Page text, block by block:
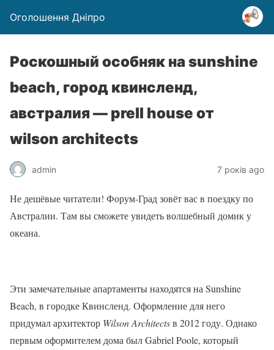
Оголошення Дніпро
Роскошный особняк на sunshine
beach, город квинсленд,
австралия — prell house от
wilson architects
admin 7 років ago
Не дешёвые читатели! Форум-Град зовёт вас в поездку по
Австралии. Там вы сможете увидеть волшебный домик у
океана.
Эти замечательные апартаменты находятся на Sunshine
Beach, в городке Квинсленд. Оформление для него
придумал архитектор Wilson Architectsв 2012 году. Однако
первым оформителем дома был Gabriel Poole, который